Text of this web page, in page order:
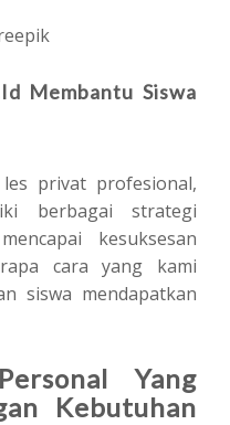
Membantu Siswa
privat profesional,
berbagai strategi
kesuksesan
cara yang kami
siswa mendapatkan
Yang
Kebutuhan